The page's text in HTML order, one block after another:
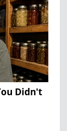
Didn't